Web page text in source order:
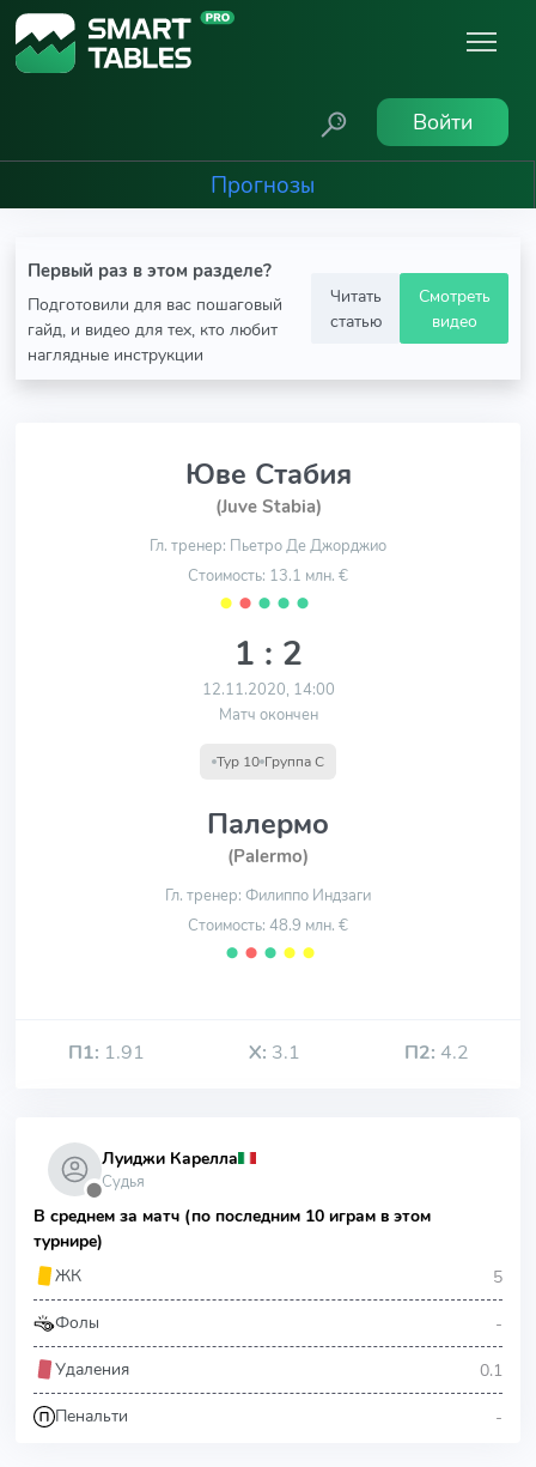
Войти
Прогнозы
Первый раз в этом разделе?
Подготовили для вас пошаговый
гайд, и видео для тех, кто любит
наглядные инструкции
Читать
статью
Смотреть
видео
Юве Стабия
(Juve Stabia)
Гл. тренер: Пьетро Де Джорджио
Стоимость: 13.1 млн. €
⬤ ⬤ ⬤ ⬤ ⬤
1 : 2
12.11.2020, 14:00
Матч окончен
Тур 10 Группа С
Палермо
(Palermo)
Гл. тренер: Филиппо Индзаги
Стоимость: 48.9 млн. €
⬤ ⬤ ⬤ ⬤ ⬤
П1: 1.91 Х: 3.1 П2: 4.2
⬤
Луиджи Карелла
Судья
В среднем за матч (по последним 10 играм в этом
турнире)
ЖК
5
Фолы -
Удаления 0.1
Пенальти -